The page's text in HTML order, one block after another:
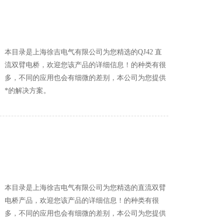
本目录是上海徐吉电气有限公司为您精选的QJ42 直
流双臂电桥，欢迎您该产品的详细信息！的种类有很
多，不同的应用也会有细微的差别，本公司为您提供
*的解决方案。
本目录是上海徐吉电气有限公司为您精选的直流双臂
电桥产品，欢迎您该产品的详细信息！的种类有很
多，不同的应用也会有细微的差别，本公司为您提供